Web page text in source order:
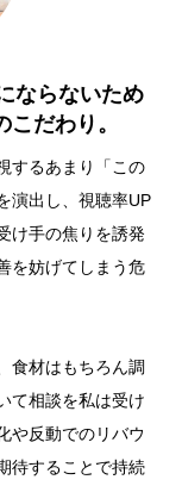
ならないため
だわり。
するあまり「この
演出し、視聴率UP
け手の焦りを誘発
を妨げてしまう危
食材はもちろん調
て相談を私は受け
や反動でのリバウ
待することで持続